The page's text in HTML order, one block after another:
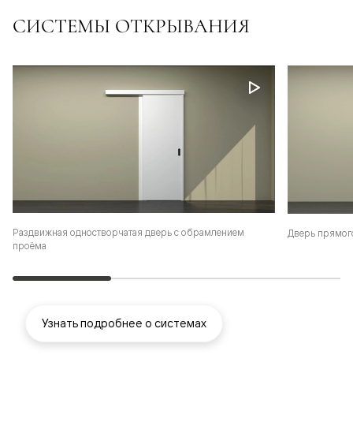
СИСТЕМЫ ОТКРЫВАНИЯ
Раздвижная одностворчатая дверь с обрамлением
проёма
Дверь
Узнать подробнее о системах